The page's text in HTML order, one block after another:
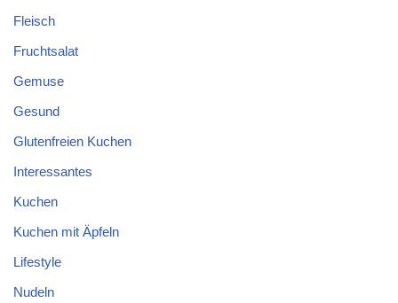
Fleisch
Fruchtsalat
Gemuse
Gesund
Glutenfreien Kuchen
Interessantes
Kuchen
Kuchen mit Äpfeln
Lifestyle
Nudeln